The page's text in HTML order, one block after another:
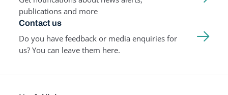
publications and more
Contact us
Do you have feedback or media enquiries for
us? You can leave them here.